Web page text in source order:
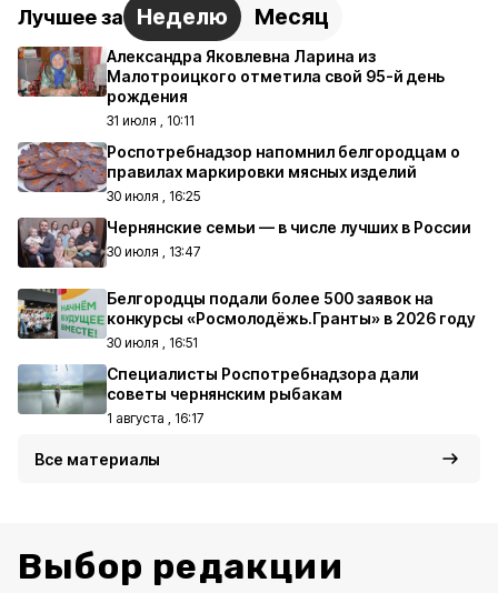
Лучшее за Неделю Месяц
Александра Яковлевна Ларина из
Малотроицкого отметила свой 95-й день
рождения
31 июля , 10:11
Роспотребнадзор напомнил белгородцам о
правилах маркировки мясных изделий
30 июля , 16:25
Чернянские семьи — в числе лучших в России
30 июля , 13:47
Белгородцы подали более 500 заявок на
конкурсы «Росмолодёжь.Гранты» в 2026 году
30 июля , 16:51
Специалисты Роспотребнадзора дали
советы чернянским рыбакам
1 августа , 16:17
Все материалы
Выбор редакции